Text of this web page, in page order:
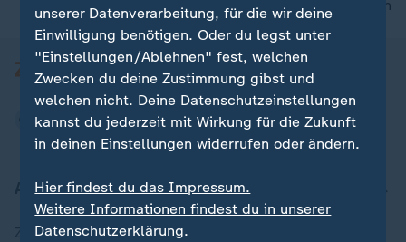
nach oben
Aktuell bei ZDFheute
Zuletzt veröffentlicht
unserer Datenverarbeitung, für die wir deine
Einwilligung benötigen. Oder du legst unter
"Einstellungen/Ablehnen" fest, welchen
Zwecken du deine Zustimmung gibst und
welchen nicht. Deine Datenschutzeinstellungen
kannst du jederzeit mit Wirkung für die Zukunft
in deinen Einstellungen widerrufen oder ändern.
Hier findest du das Impressum.
Weitere Informationen findest du in unserer
Datenschutzerklärung.